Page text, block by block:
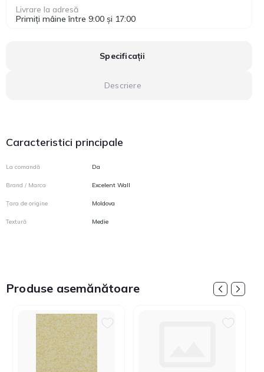
Livrare la adresă
Primiți mâine între 9:00 și 17:00
Specificații
Descriere
Caracteristici principale
La comandă Da
Brand / Marca Excelent Wall
Țara de origine Moldova
Textură Medie
Produse asemănătoare